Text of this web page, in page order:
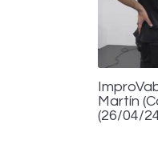
Martín
(26/04/